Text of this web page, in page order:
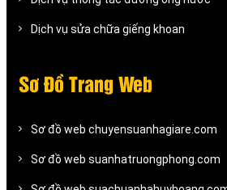
Dịch vụ sửa chữa giếng khoan
Sơ Đồ Trang Web
Sơ đồ web chuyensuanhagiare.com
Sơ đồ web suanhatruongphong.com